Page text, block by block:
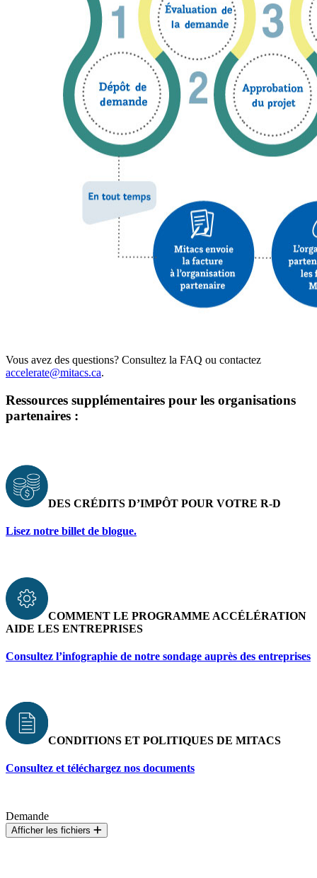
Vous avez des questions? Consultez la FAQ ou contactez
accelerate@mitacs.ca.
Ressources supplémentaires pour les organisations
partenaires :
DES CRÉDITS D’IMPÔT POUR VOTRE R-D
Lisez notre billetde blogue.
COMMENT LE PROGRAMME ACCÉLÉRATION
AIDE LES ENTREPRISES
Consultez l’infographie de notre sondage auprès des entreprises
CONDITIONS ET POLITIQUES DE MITACS
Consultez et téléchargez nos documents
Demande
Afficher les fichiers